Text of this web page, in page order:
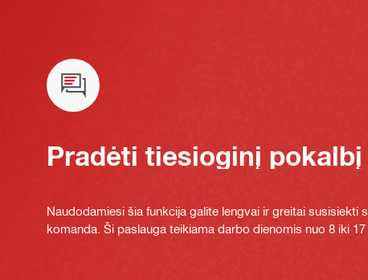
Pradėti tiesioginį pokalbį
Naudodamiesi šia funkcija galite lengvai ir greitai susisiekti
komanda. Ši paslauga teikiama darbo dienomis nuo 8 iki 17